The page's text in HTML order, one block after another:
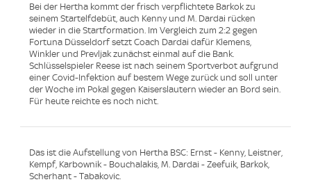
Bei der Hertha kommt der frisch verpflichtete Barkok zu
seinem Startelfdebüt, auch Kenny und M. Dardai rücken
wieder in die Startformation. Im Vergleich zum 2:2 gegen
Fortuna Düsseldorf setzt Coach Dardai dafür Klemens,
Winkler und Prevljak zunächst einmal auf die Bank.
Schlüsselspieler Reese ist nach seinem Sportverbot aufgrund
einer Covid-Infektion auf bestem Wege zurück und soll unter
der Woche im Pokal gegen Kaiserslautern wieder an Bord sein.
Für heute reichte es noch nicht.
Das ist die Aufstellung von Hertha BSC: Ernst - Kenny, Leistner,
Kempf, Karbownik - Bouchalakis, M. Dardai - Zeefuik, Barkok,
Scherhant - Tabakovic.